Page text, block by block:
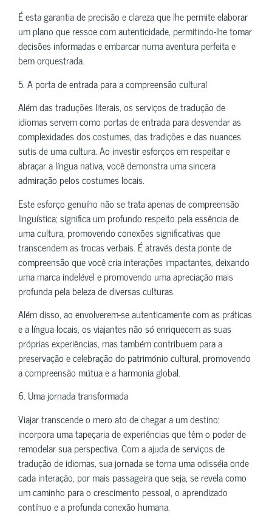
É esta garantia de precisão e clareza que lhe permite elaborar
um plano que ressoe com autenticidade, permitindo-lhe tomar
decisões informadas e embarcar numa aventura perfeita e
bem orquestrada.
5. A porta de entrada para a compreensão cultural
Além das traduções literais, os serviços de tradução de
idiomas servem como portas de entrada para desvendar as
complexidades dos costumes, das tradições e das nuances
sutis de uma cultura. Ao investir esforços em respeitar e
abraçar a língua nativa, você demonstra uma sincera
admiração pelos costumes locais.
Este esforço genuíno não se trata apenas de compreensão
linguística; significa um profundo respeito pela essência de
uma cultura, promovendo conexões significativas que
transcendem as trocas verbais. É através desta ponte de
compreensão que você cria interações impactantes, deixando
uma marca indelével e promovendo uma apreciação mais
profunda pela beleza de diversas culturas.
Além disso, ao envolverem-se autenticamente com as práticas
e a língua locais, os viajantes não só enriquecem as suas
próprias experiências, mas também contribuem para a
preservação e celebração do património cultural, promovendo
a compreensão mútua e a harmonia global.
6. Uma jornada transformada
Viajar transcende o mero ato de chegar a um destino;
incorpora uma tapeçaria de experiências que têm o poder de
remodelar sua perspectiva. Com a ajuda de serviços de
tradução de idiomas, sua jornada se torna uma odisséia onde
cada interação, por mais passageira que seja, se revela como
um caminho para o crescimento pessoal, o aprendizado
contínuo e a profunda conexão humana.